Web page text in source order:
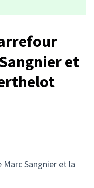
et
Sangnier et la